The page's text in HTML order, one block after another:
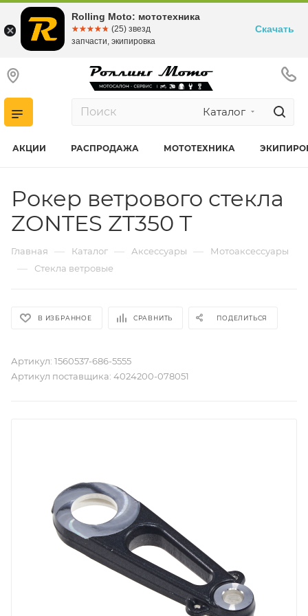
Каталог
АКЦИИ РАСПРОДАЖА МОТОТЕХНИКА
Рокер ветрового стекла
ZONTES ZT350 T
Главная — Каталог — Аксессуары — Мотоаксессуары
— Стекла ветровые
В ИЗБРАННОЕ СРАВНИТЬ ПОДЕЛИТЬСЯ
Артикул: 1560537-686-5555
Артикул поставщика: 4024200-078051
Rolling Moto: мототехника
☆☆☆☆☆
★★★★★ (25) звезд
запчасти, экипировка
Скачать